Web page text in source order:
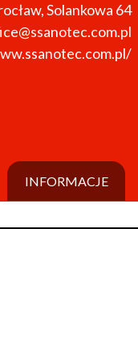
,Solankowa 64
INFORMACJE